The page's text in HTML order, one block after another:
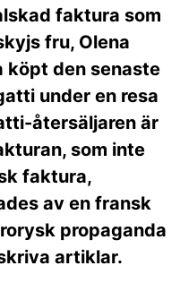
faktura som
fru, Olena
köpt den senaste
under en resa
återsäljaren är
som inte
faktura,
av en fransk
propaganda
artiklar.